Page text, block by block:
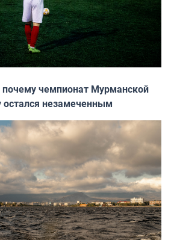
почему чемпионат Мурманской
остался незамеченным